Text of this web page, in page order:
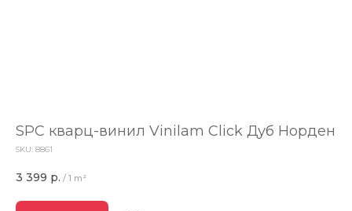
SPC кварц-винил Vinilam Click Дуб Норден
SKU: 8861
3 399 р. / 1 m²